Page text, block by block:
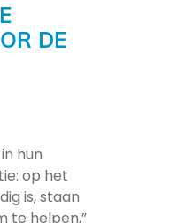
DE
hun
op het
is, staan
te helpen,”